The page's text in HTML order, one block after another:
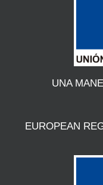
UNA
EUROPEAN